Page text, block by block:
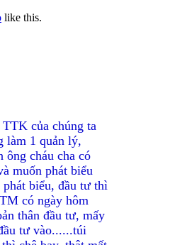
like this.
của chúng ta
làm 1 quản lý,
ông cháu cha có
muốn phát biểu
phát biểu, đầu tư thì
có ngày hôm
thân đầu tư, mấy
tư vào......túi